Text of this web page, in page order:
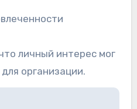
личный интерес мог
организации.